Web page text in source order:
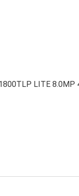
LITE 8.0MP